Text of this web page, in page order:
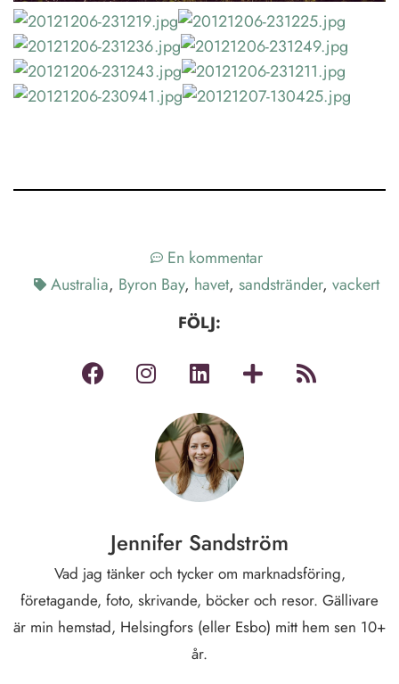
En kommentar
Australia, Byron Bay, havet, sandstränder, vackert
FÖLJ:
Jennifer Sandström
Vad jag tänker och tycker om marknadsföring,
företagande, foto, skrivande, böcker och resor. Gällivare
är min hemstad, Helsingfors (eller Esbo) mitt hem sen 10+
år.